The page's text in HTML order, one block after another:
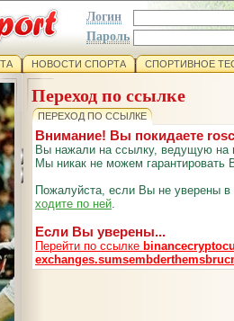
Логин
Пароль
НОВОСТИ СПОРТА СПОРТИВНОЕ
Переход по ссылке
ПЕРЕХОД ПО ССЫЛКЕ
Внимание! Вы покидаете
Вы нажали на ссылку, ведущую на
Мы никак не можем гарантировать
Пожалуйста, если Вы не уверены
ходите по ней.
Если Вы уверены...
Перейти по ссылке